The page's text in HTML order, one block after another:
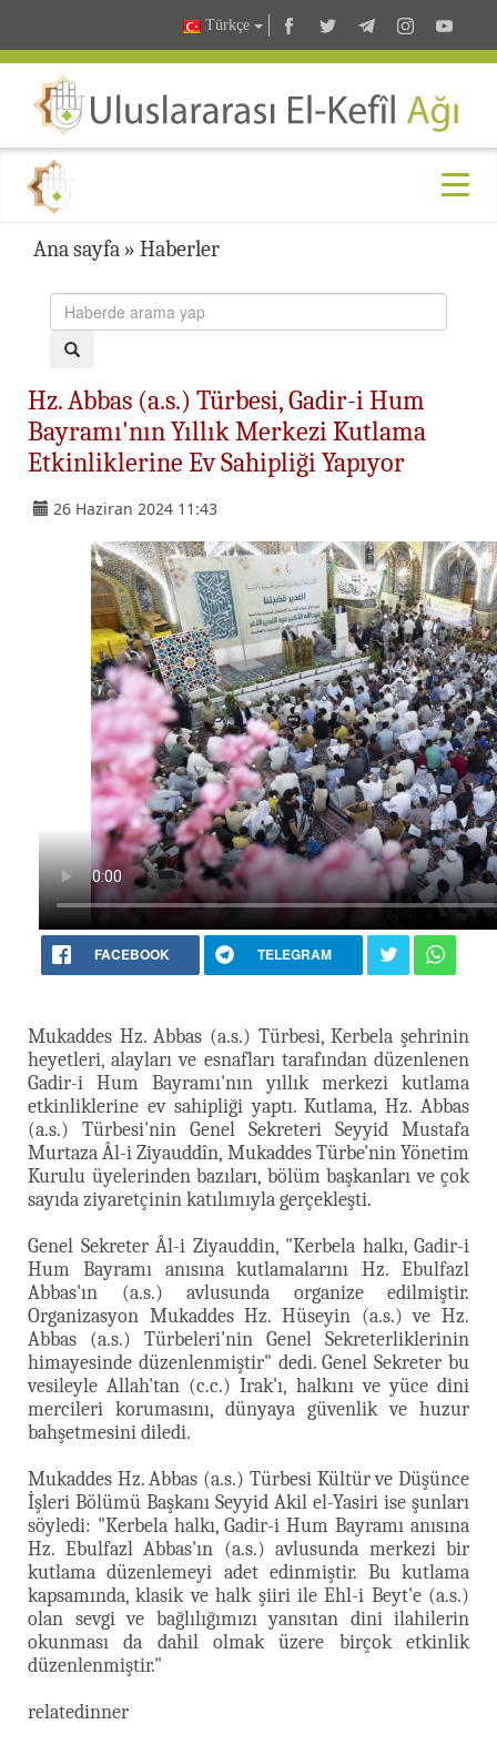
Türkçe
Ana sayfa » Haberler
Hz. Abbas (a.s.) Türbesi, Gadir-i Hum
Bayramı'nın Yıllık Merkezi Kutlama
Etkinliklerine Ev Sahipliği Yapıyor
26 Haziran 2024 11:43
FACEBOOK TELEGRAM
Mukaddes Hz. Abbas (a.s.) Türbesi, Kerbela şehrinin
heyetleri, alayları ve esnafları tarafından düzenlenen
Gadir-i Hum Bayramı'nın yıllık merkezi kutlama
etkinliklerine ev sahipliği yaptı. Kutlama, Hz. Abbas
(a.s.) Türbesi'nin Genel Sekreteri Seyyid Mustafa
Murtaza Âl-i Ziyauddîn, Mukaddes Türbe'nin Yönetim
Kurulu üyelerinden bazıları, bölüm başkanları ve çok
sayıda ziyaretçinin katılımıyla gerçekleşti.
Genel Sekreter Âl-i Ziyauddin, "Kerbela halkı, Gadir-i
Hum Bayramı anısına kutlamalarını Hz. Ebulfazl
Abbas'ın (a.s.) avlusunda organize edilmiştir.
Organizasyon Mukaddes Hz. Hüseyin (a.s.) ve Hz.
Abbas (a.s.) Türbeleri'nin Genel Sekreterliklerinin
himayesinde düzenlenmiştir" dedi. Genel Sekreter bu
vesileyle Allah'tan (c.c.) Irak'ı, halkını ve yüce dini
mercileri korumasını, dünyaya güvenlik ve huzur
bahşetmesini diledi.
Mukaddes Hz. Abbas (a.s.) Türbesi Kültür ve Düşünce
İşleri Bölümü Başkanı Seyyid Akil el-Yasiri ise şunları
söyledi: "Kerbela halkı, Gadir-i Hum Bayramı anısına
Hz. Ebulfazl Abbas'ın (a.s.) avlusunda merkezi bir
kutlama düzenlemeyi adet edinmiştir. Bu kutlama
kapsamında, klasik ve halk şiiri ile Ehl-i Beyt'e (a.s.)
olan sevgi ve bağlılığımızı yansıtan dini ilahilerin
okunması da dahil olmak üzere birçok etkinlik
düzenlenmiştir."
relatedinner